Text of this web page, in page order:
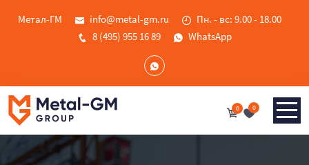
Метал-ГМ info@metal-gm.ru
Пн. - вс: 9.00 - 18.00
8 (495) 955 16 89
WhatsApp
0 0